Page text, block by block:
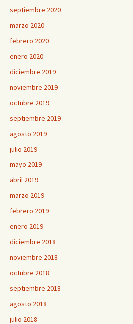
septiembre 2020
marzo 2020
febrero 2020
enero 2020
diciembre 2019
noviembre 2019
octubre 2019
septiembre 2019
agosto 2019
julio 2019
mayo 2019
abril 2019
marzo 2019
febrero 2019
enero 2019
diciembre 2018
noviembre 2018
octubre 2018
septiembre 2018
agosto 2018
julio 2018